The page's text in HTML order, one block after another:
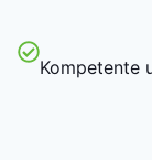
Kompetente